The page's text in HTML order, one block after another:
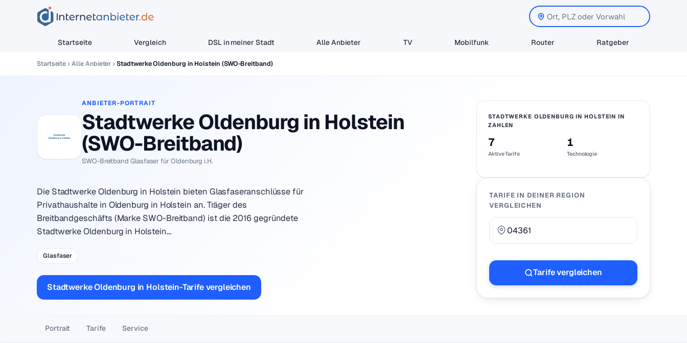
Startseite Vergleich DSL in meiner Stadt Alle Anbieter TV Mobilfunk Router Ratgeber
Startseite Alle Anbieter Stadtwerke Oldenburg in Holstein (SWO-Breitband)
ANBIETER-PORTRAIT
Stadtwerke Oldenburg in Holstein
(SWO-Breitband)
SWO-Breitband Glasfaser für Oldenburg i.H.
Die Stadtwerke Oldenburg in Holstein bieten Glasfaseranschlüsse für
Privathaushalte in Oldenburg in Holstein an. Träger des
Breitbandgeschäfts (Marke SWO-Breitband) ist die 2016 gegründete
Stadtwerke Oldenburg in Holstein…
Glasfaser
Stadtwerke Oldenburg in Holstein-Tarife vergleichen
STADTWERKE OLDENBURG IN HOLSTEIN IN
ZAHLEN
7
Aktive Tarife
1
Technologie
TARIFE IN DEINER REGION
VERGLEICHEN
Tarife vergleichen
Portrait Tarife Service